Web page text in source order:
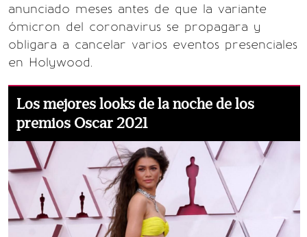
anunciado meses antes de que la variante
ómicron del coronavirus se propagara y
obligara a cancelar varios eventos presenciales
en Holywood.
Los mejores looks de la noche de los
premios Oscar 2021